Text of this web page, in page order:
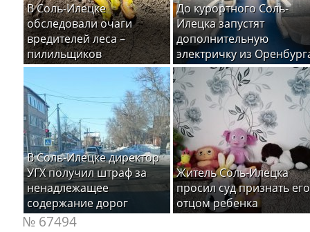
В Соль-Илецке
обследовали очаги
вредителей леса –
пилильщиков
До курортного Соль-
Илецка запустят
дополнительную
электричку из
В Соль-Илецке директор
УГХ получил штраф за
ненадлежащее
содержание дорог
Житель Соль-Илецка
просил суд признать его
отцом ребенка
№ 67494